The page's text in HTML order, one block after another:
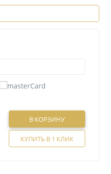
В КОРЗИНУ
КУПИТЬ В 1 КЛИК